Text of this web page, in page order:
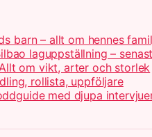
barn – allt om hennes
laguppställning –
om vikt, arter och storlek
rollista, uppföljare
med djupa